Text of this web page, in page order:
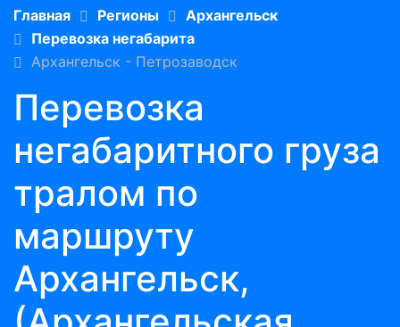
Главная Регионы
Архангельск
Перевозка негабарита
Архангельск - Петрозаводск
Перевозка
негабаритного груза
тралом по
маршруту
Архангельск,